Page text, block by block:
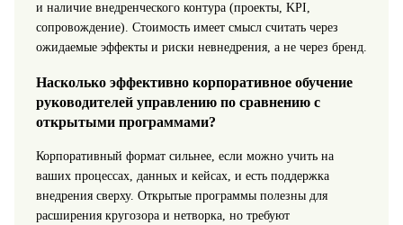
и наличие внедренческого контура (проекты, KPI,
сопровождение). Стоимость имеет смысл считать через
ожидаемые эффекты и риски невнедрения, а не через бренд.
Насколько эффективно корпоративное обучение
руководителей управлению по сравнению с
открытыми программами?
Корпоративный формат сильнее, если можно учить на
ваших процессах, данных и кейсах, и есть поддержка
внедрения сверху. Открытые программы полезны для
расширения кругозора и нетворка, но требуют